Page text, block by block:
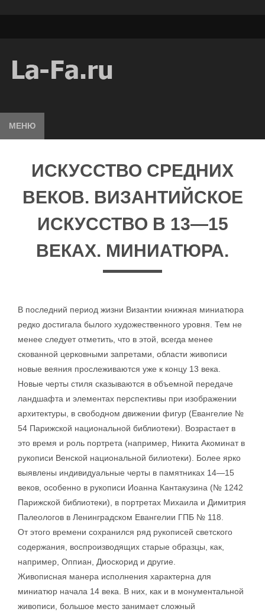
МЕНЮ
ИСКУССТВО СРЕДНИХ
ВЕКОВ. ВИЗАНТИЙСКОЕ
ИСКУССТВО В 13—15
ВЕКАХ. МИНИАТЮРА.
В последний период жизни Византии книжная миниатюра
редко достигала былого художественного уровня. Тем не
менее следует отметить, что в этой, всегда менее
скованной церковными запретами, области живописи
новые веяния прослеживаются уже к концу 13 века.
Новые черты стиля сказываются в объемной передаче
ландшафта и элементах перспективы при изображении
архитектуры, в свободном движении фигур (Евангелие №
54 Парижской национальной библиотеки). Возрастает в
это время и роль портрета (например, Никита Акоминат в
рукописи Венской национальной билиотеки). Более ярко
выявлены индивидуальные черты в памятниках 14—15
веков, особенно в рукописи Иоанна Кантакузина (№ 1242
Парижской библиотеки), в портретах Михаила и Димитрия
Палеологов в Ленинградском Евангелии ГПБ № 118.
От этого времени сохранился ряд рукописей светского
содержания, воспроизводящих старые образцы, как,
например, Оппиан, Диоскорид и другие.
Живописная манера исполнения характерна для
миниатюр начала 14 века. В них, как и в монументальной
живописи, большое место занимает сложный